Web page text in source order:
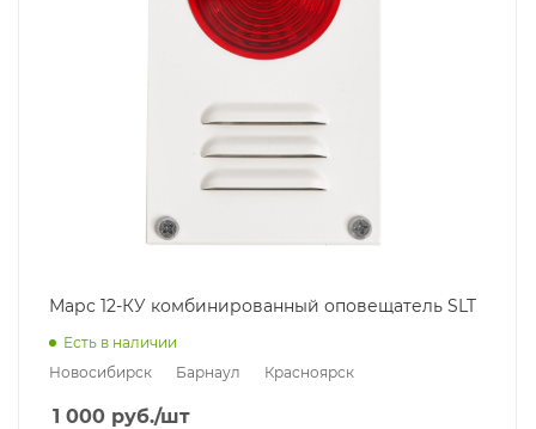
Марс 12-КУ комбинированный оповещатель SLT
Есть в наличии
Новосибирск
Барнаул Красноярск
1 000 руб./шт